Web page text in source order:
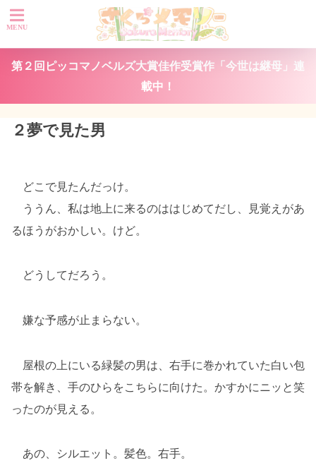
第２回ピッコマノベルズ大賞佳作受賞作「今世は継母」連
載中！
２夢で見た男
どこで見たんだっけ。
ううん、私は地上に来るのははじめてだし、見覚えがあ
るほうがおかしい。けど。
どうしてだろう。
嫌な予感が止まらない。
屋根の上にいる緑髪の男は、右手に巻かれていた白い包
帯を解き、手のひらをこちらに向けた。かすかにニッと笑
ったのが見える。
あの、シルエット。髪色。右手。